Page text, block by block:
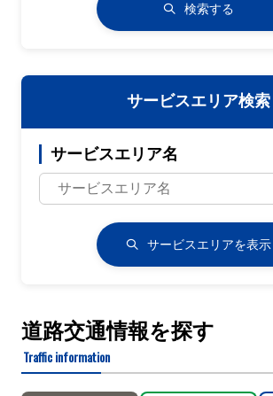
検索する
サービスエリア検索
サービスエリア名
サービスエリアを表示
道路交通情報を探す
Traffic information